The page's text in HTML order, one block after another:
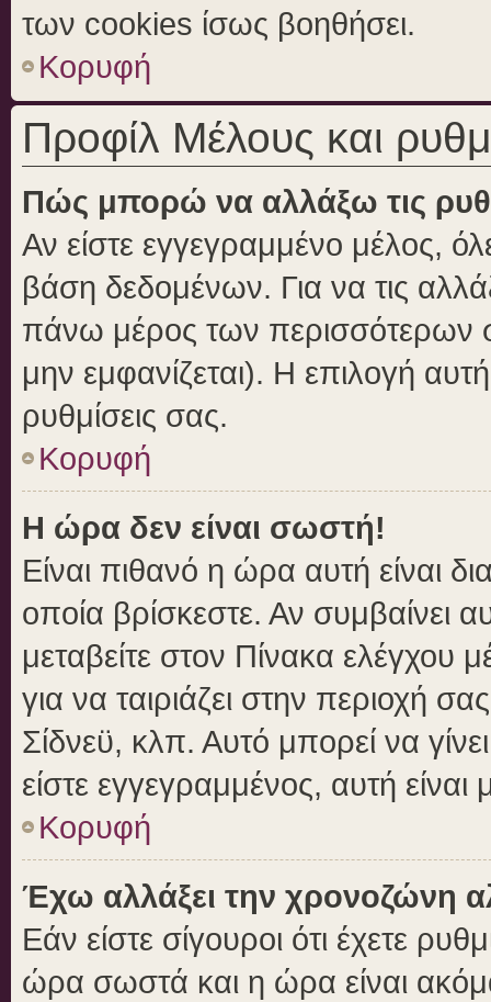
των cookies ίσως βοηθήσει.
Κορυφή
Προφίλ Μέλους και
Πώς μπορώ να αλλάξω τις
Αν είστε εγγεγραμμένο μέλος,
βάση δεδομένων. Για να τις
πάνω μέρος των περισσότερων
μην εμφανίζεται). Η επιλογή
ρυθμίσεις σας.
Κορυφή
Η ώρα δεν είναι σωστή!
Είναι πιθανό η ώρα αυτή είναι
οποία βρίσκεστε. Αν συμβαίνει
μεταβείτε στον Πίνακα ελέγχου
για να ταιριάζει στην περιοχή
Σίδνεϋ, κλπ. Αυτό μπορεί να
είστε εγγεγραμμένος, αυτή είναι
Κορυφή
Έχω αλλάξει την χρονοζώνη
Εάν είστε σίγουροι ότι έχετε
ώρα σωστά και η ώρα είναι